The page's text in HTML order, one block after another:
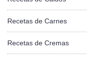
Recetas de Carnes
Recetas de Cremas